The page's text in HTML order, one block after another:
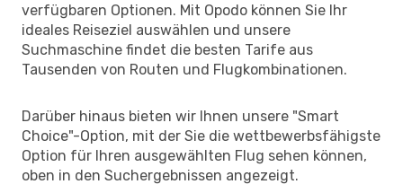
verfügbaren Optionen. Mit Opodo können Sie Ihr
ideales Reiseziel auswählen und unsere
Suchmaschine findet die besten Tarife aus
Tausenden von Routen und Flugkombinationen.
Darüber hinaus bieten wir Ihnen unsere "Smart
Choice"-Option, mit der Sie die wettbewerbsfähigste
Option für Ihren ausgewählten Flug sehen können,
oben in den Suchergebnissen angezeigt.